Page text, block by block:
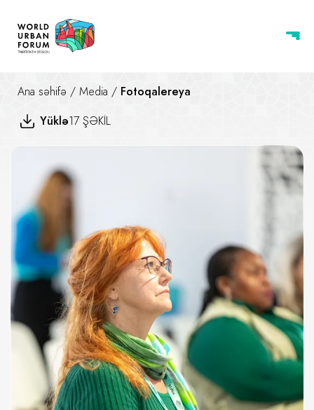
Ana səhifə / Media / Fotoqalereya
Bütün Yaşlar üçün Mənzil —
Yüklə17 ŞƏKİL